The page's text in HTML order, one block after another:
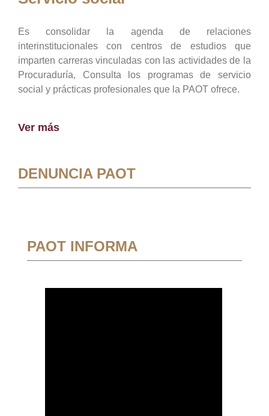
Es consolidar la agenda de relaciones
interinstitucionales con centros de estudios que
imparten carreras vinculadas con las actividades de la
Procuraduría, Consulta los programas de servicio
social y prácticas profesionales que la PAOT ofrece.
Ver más
DENUNCIA PAOT
PAOT INFORMA